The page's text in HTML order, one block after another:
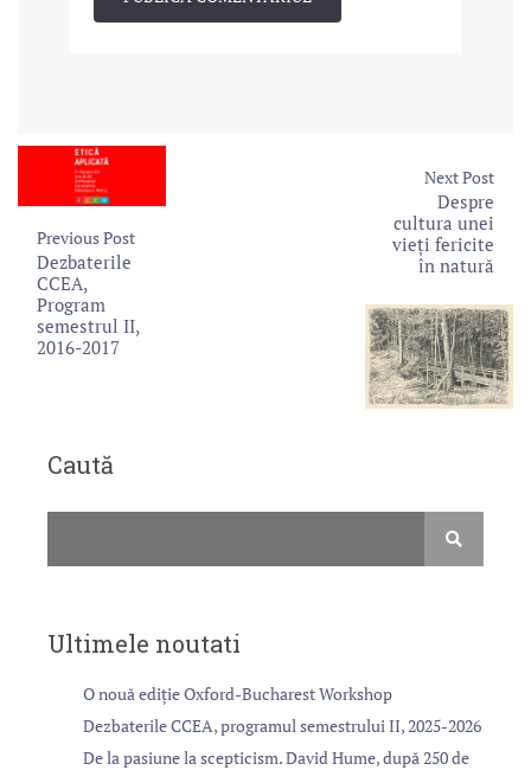
Previous Post
Dezbaterile
CCEA,
Program
semestrul II,
2016-2017
Next Post
Despre
cultura unei
vieți fericite
în natură
Caută
Ultimele noutati
O nouă ediție Oxford-Bucharest Workshop
Dezbaterile CCEA, programul semestrului II, 2025-2026
De la pasiune la scepticism. David Hume, după 250 de